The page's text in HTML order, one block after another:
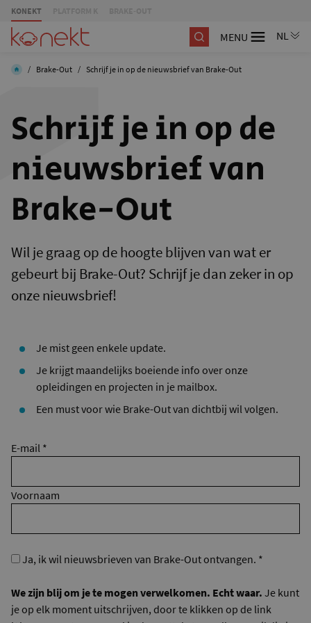
KONEKT
MENU
/ Brake-Out / Schrijf je in op de nieuwsbrief van Brake-Out
Schrijf je in op de
nieuwsbrief van
Brake-Out
Wil je graag op de hoogte blijven van wat er
gebeurt bij Brake-Out? Schrijf je dan zeker in op
onze nieuwsbrief!
Je mist geen enkele update.
Je krijgt maandelijks boeiende info over onze
opleidingen en projecten in je mailbox.
Een must voor wie Brake-Out van dichtbij wil volgen.
E-mail *
Voornaam
Ja, ik wil nieuwsbrieven van Brake-Out ontvangen. *
We zijn blij om je te mogen verwelkomen. Echt waar. Je kunt
je op elk moment uitschrijven, door te klikken op de link